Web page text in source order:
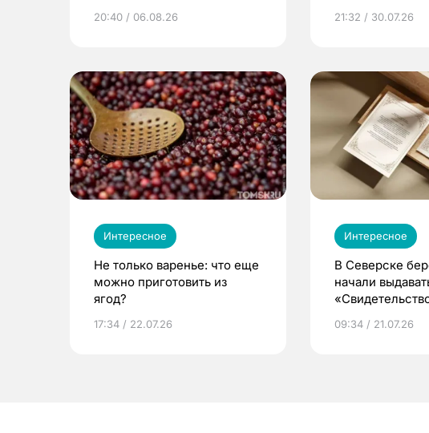
20:40 / 06.08.26 21:32 / 30.07.26
Интересное
Не только варенье: что еще
можно приготовить из
ягод?
17:34 / 22.07.26
Интересное
В Северске
начали
09:34 / 21.07.26